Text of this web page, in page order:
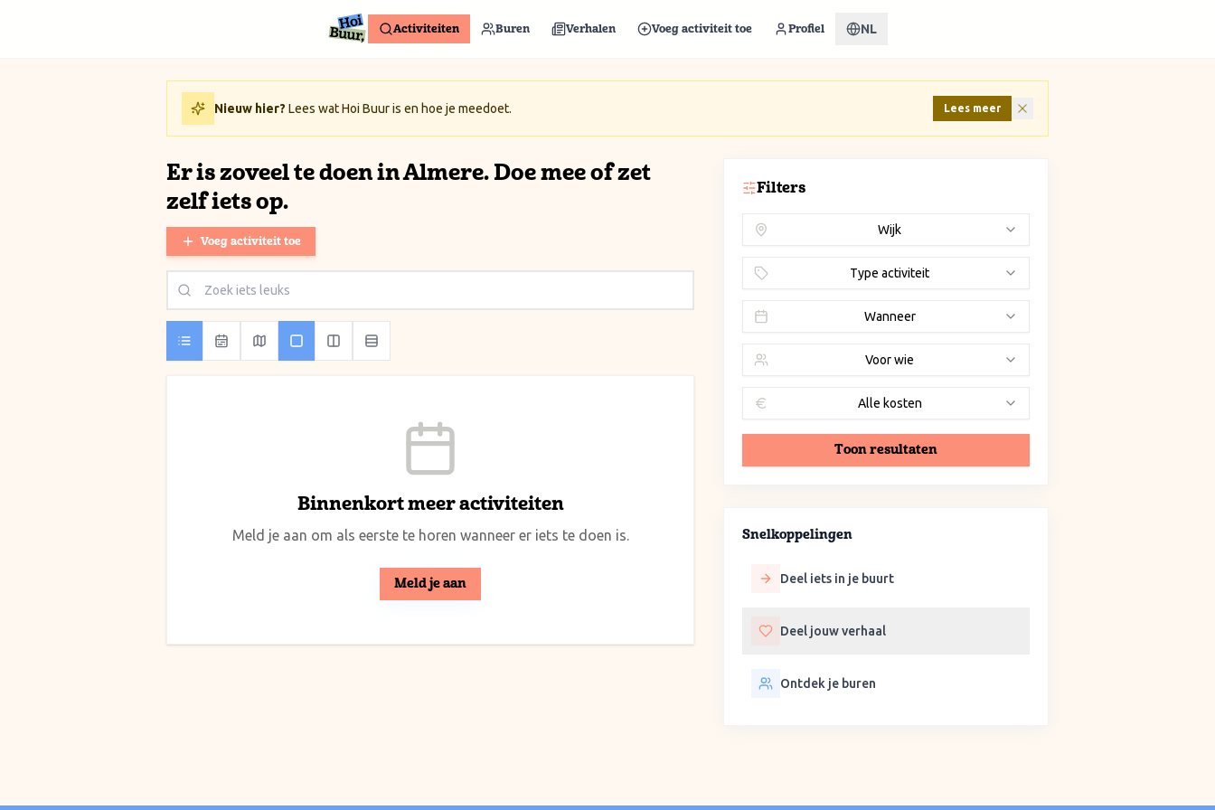
Activiteiten Buren Verhalen Voeg activiteit toe Profiel NL
Nieuw hier? Lees wat Hoi Buur is en hoe je meedoet. Lees meer
Er is zoveel te doen in Almere. Doe mee of zet
zelf iets op.
Voeg activiteit toe
Binnenkort meer activiteiten
Meld je aan om als eerste te horen wanneer er iets te doen is.
Meld je aan
Filters
Wijk
Type activiteit
Wanneer
Voor wie
Alle kosten
Toon resultaten
Snelkoppelingen
Deel iets in je buurt
Deel jouw verhaal
Ontdek je buren